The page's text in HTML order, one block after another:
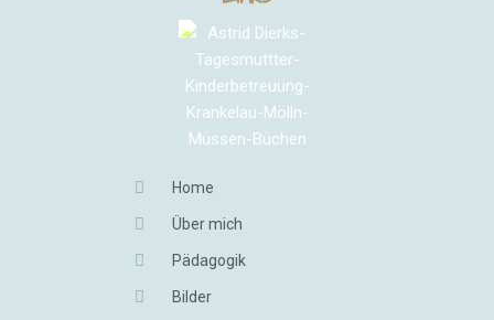
Home
Über mich
Pädagogik
Bilder